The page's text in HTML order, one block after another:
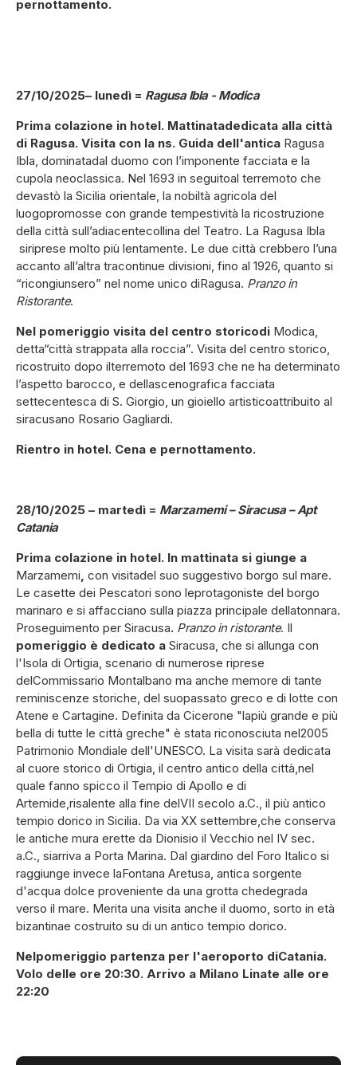
pernottamento.
27/10/2025– lunedì = Ragusa Ibla - Modica
Prima colazione in hotel. Mattinatadedicata alla città
di Ragusa. Visita con la ns. Guida dell'antica Ragusa
Ibla, dominatadal duomo con l’imponente facciata e la
cupola neoclassica. Nel 1693 in seguitoal terremoto che
devastò la Sicilia orientale, la nobiltà agricola del
luogopromosse con grande tempestività la ricostruzione
della città sull’adiacentecollina del Teatro. La Ragusa Ibla
siriprese molto più lentamente. Le due città crebbero l’una
accanto all’altra tracontinue divisioni, fino al 1926, quanto si
“ricongiunsero” nel nome unico diRagusa. Pranzo in
Ristorante.
Nel pomeriggio visita del centro storicodi Modica,
detta“città strappata alla roccia”. Visita del centro storico,
ricostruito dopo ilterremoto del 1693 che ne ha determinato
l’aspetto barocco, e dellascenografica facciata
settecentesca di S. Giorgio, un gioiello artisticoattribuito al
siracusano Rosario Gagliardi.
Rientro in hotel. Cena e pernottamento.
28/10/2025 – martedì = Marzamemi – Siracusa – Apt
Catania
Prima colazione in hotel. In mattinata si giunge a
Marzamemi, con visitadel suo suggestivo borgo sul mare.
Le casette dei Pescatori sono leprotagoniste del borgo
marinaro e si affacciano sulla piazza principale dellatonnara.
Proseguimento per Siracusa. Pranzo in ristorante. Il
pomeriggio è dedicato a Siracusa, che si allunga con
l'Isola di Ortigia, scenario di numerose riprese
delCommissario Montalbano ma anche memore di tante
reminiscenze storiche, del suopassato greco e di lotte con
Atene e Cartagine. Definita da Cicerone "lapiù grande e più
bella di tutte le città greche" è stata riconosciuta nel2005
Patrimonio Mondiale dell'UNESCO. La visita sarà dedicata
al cuore storico di Ortigia, il centro antico della città,nel
quale fanno spicco il Tempio di Apollo e di
Artemide,risalente alla fine delVII secolo a.C., il più antico
tempio dorico in Sicilia. Da via XX settembre,che conserva
le antiche mura erette da Dionisio il Vecchio nel IV sec.
a.C., siarriva a Porta Marina. Dal giardino del Foro Italico si
raggiunge invece laFontana Aretusa, antica sorgente
d'acqua dolce proveniente da una grotta chedegrada
verso il mare. Merita una visita anche il duomo, sorto in età
bizantinae costruito su di un antico tempio dorico.
Nelpomeriggio partenza per l'aeroporto diCatania.
Volo delle ore 20:30. Arrivo a Milano Linate alle ore
22:20